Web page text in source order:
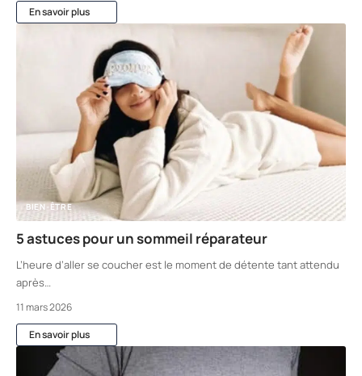
En savoir plus
BIEN-ÊTRE
5 astuces pour un sommeil réparateur
L’heure d’aller se coucher est le moment de détente tant attendu
après…
11 mars 2026
En savoir plus